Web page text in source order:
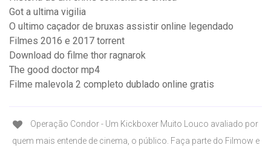
Got a ultima vigilia
O ultimo caçador de bruxas assistir online legendado
Filmes 2016 e 2017 torrent
Download do filme thor ragnarok
The good doctor mp4
Filme malevola 2 completo dublado online gratis
Operação Condor - Um Kickboxer Muito Louco avaliado por
quem mais entende de cinema, o público. Faça parte do Filmow e